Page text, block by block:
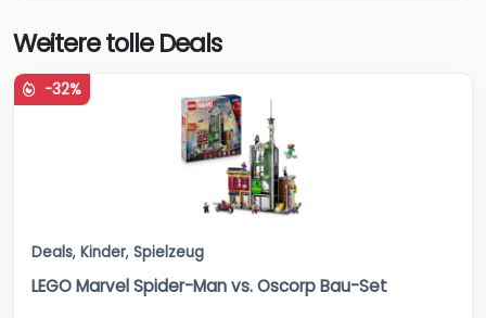
Weitere tolle Deals
-32%
Deals, Kinder, Spielzeug
LEGO Marvel Spider-Man vs. Oscorp Bau-Set